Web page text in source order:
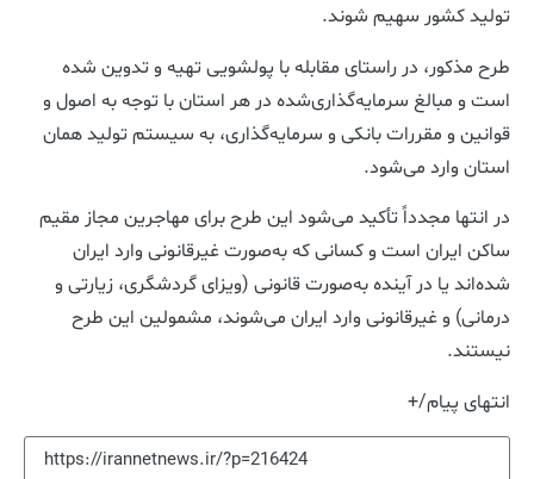
تولید کشور سهیم شوند.
طرح مذکور، در راستای مقابله با پولشویی تهیه و تدوین شده
است و مبالغ سرمایه‌گذاری‌شده در هر استان با توجه به اصول و
قوانین و مقررات بانکی و سرمایه‌گذاری، به سیستم تولید همان
استان وارد می‌‌شود.
در انتها مجدداً تأکید می‌شود این طرح برای مهاجرین مجاز مقیم
ساکن ایران است و کسانی که به‌صورت غیرقانونی وارد ایران
شده‌اند یا در آینده به‌صورت قانونی (ویزای گردشگری، زیارتی و
درمانی) و غیرقانونی وارد ایران می‌شوند، مشمولین این طرح
نیستند.
انتهای پیام/+